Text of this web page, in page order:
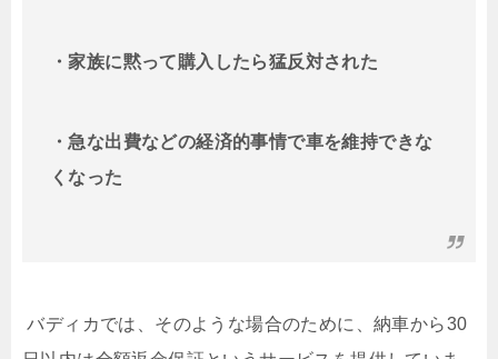
・家族に黙って購入したら猛反対された
・急な出費などの経済的事情で車を維持できな
くなった
バディカでは、そのような場合のために、納車から30